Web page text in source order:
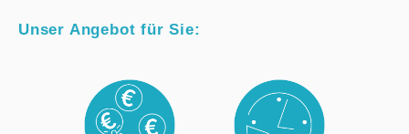
Unser Angebot für Sie: